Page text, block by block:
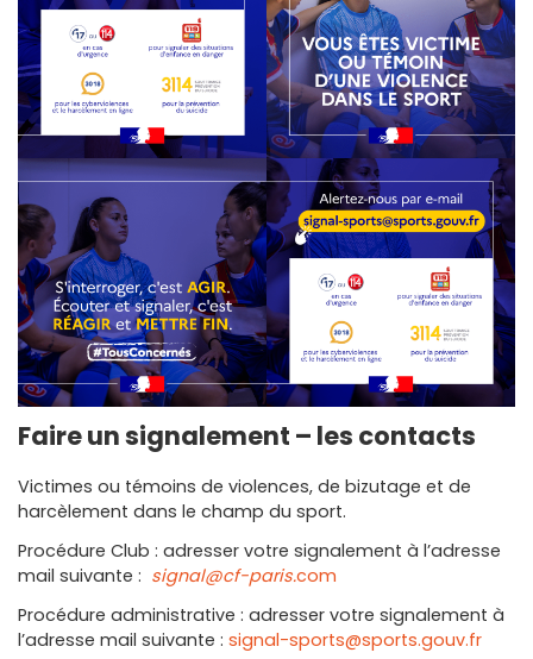
Faire un signalement – les contacts
Victimes ou témoins de violences, de bizutage et de
harcèlement dans le champ du sport.
Procédure Club : adresser votre signalement à l’adresse
mail suivante : signal@cf-paris.com
Procédure administrative : adresser votre signalement à
l’adresse mail suivante : signal-sports@sports.gouv.fr